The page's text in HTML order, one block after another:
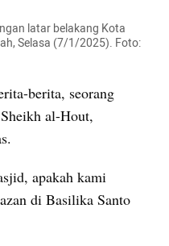
latar belakang Kota
Selasa (7/1/2025). Foto:
berita, seorang
al-Hout,
apakah kami
di Basilika Santo